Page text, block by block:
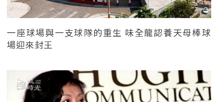
一座球場與一支球隊的重生 味全龍認養天母棒球
場迎來封王